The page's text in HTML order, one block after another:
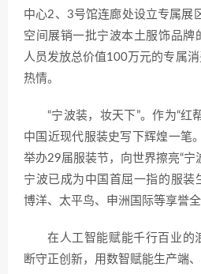
中心2、3号馆连廊处设立专属展
空间展销一批宁波本土服饰品牌
人员发放总价值100万元的专属
热情。
“宁波装，妆天下”。作为“红
中国近现代服装史写下辉煌一笔
举办29届服装节，向世界擦亮“宁
宁波已成为中国首屈一指的服装
博洋、太平鸟、申洲国际等享誉全
在人工智能赋能千行百业的
断守正创新，用数智赋能生产端